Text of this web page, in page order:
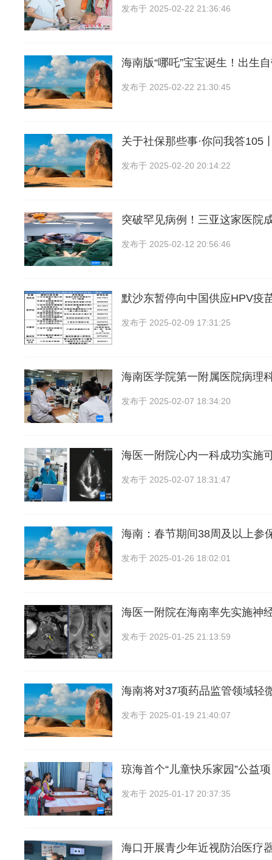
发布于 2025-02-22 21:36:46
海南版“哪吒”宝宝诞生！出生自
发布于 2025-02-22 21:30:45
关于社保那些事·你问我答105
发布于 2025-02-20 20:14:22
突破罕见病例！三亚这家医院
发布于 2025-02-12 20:56:46
默沙东暂停向中国供应HPV疫
发布于 2025-02-09 17:31:25
海南医学院第一附属医院病理
发布于 2025-02-07 18:34:20
海医一附院心内一科成功实施
发布于 2025-02-07 18:31:47
海南：春节期间38周及以上参
发布于 2025-01-26 18:02:01
海医一附院在海南率先实施神
发布于 2025-01-25 21:13:59
海南将对37项药品监管领域轻
发布于 2025-01-19 21:40:07
琼海首个“儿童快乐家园”公益
发布于 2025-01-17 20:37:35
海口开展青少年近视防治医疗